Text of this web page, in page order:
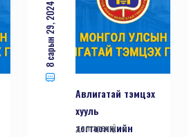
8 сарын 29, 2024
Авлигатай тэмцэх
хууль
тогтоомжийн
дэлгэрэнгүй